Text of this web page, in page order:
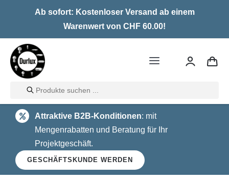
Ab sofort: Kostenloser Versand ab einem
Warenwert von CHF 60.00!
Toggle
Home
LED
Halogen
Glühlampen
Products
search
Attraktive B2B-Konditionen: mit
Mengenrabatten und Beratung für Ihr
Projektgeschäft.
GESCHÄFTSKUNDE WERDEN